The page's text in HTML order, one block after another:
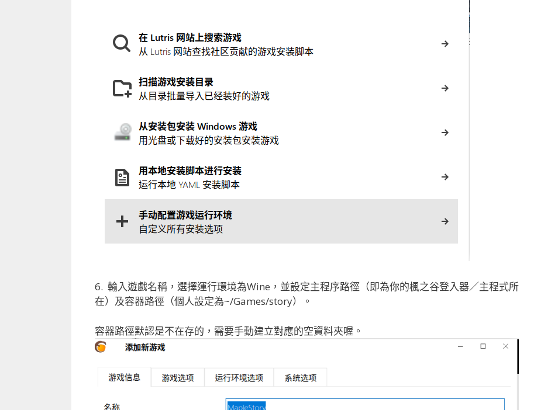
6. 輸入遊戲名稱，選擇運行環境為Wine，並設定主程序路徑（即為你的楓之谷登入器／主程式所
在）及容器路徑（個人設定為~/Games/story）。
容器路徑默認是不在存的，需要手動建立對應的空資料夾喔。